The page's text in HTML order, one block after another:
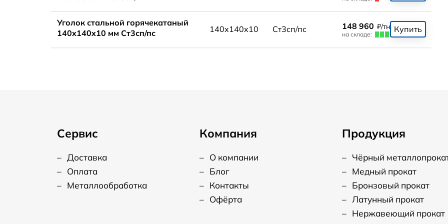
Уголок стальной горячекатаный
140x140x10 мм Ст3сп/пс
140x140x10 Ст3сп/пс 148 960 ₽/тн
на складе:
Купить
Сервис
– Доставка
– Оплата
– Металлообработка
Компания
– О компании
– Блог
– Контакты
– Офёрта
Продукция
– Чёрный
– Медный прокат
– Бронзовый прокат
– Латунный прокат
– Нержавеющий прокат